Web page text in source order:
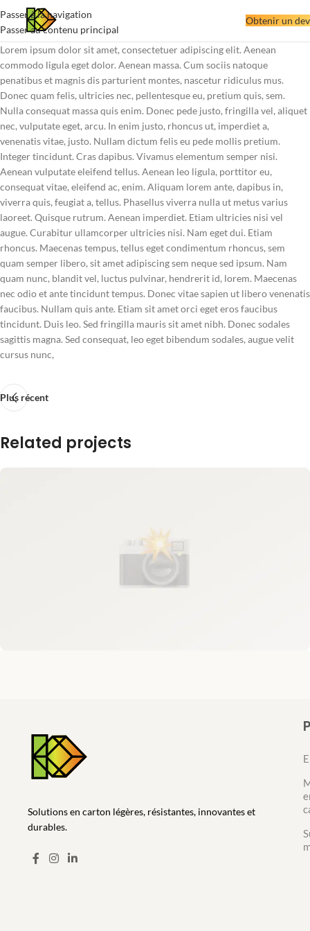
Passer à la navigation
Passer au contenu principal
Obtenir un
Lorem ipsum dolor sit amet, consectetuer adipiscing elit. Aenean
commodo ligula eget dolor. Aenean massa. Cum sociis natoque
penatibus et magnis dis parturient montes, nascetur ridiculus mus.
Donec quam felis, ultricies nec, pellentesque eu, pretium quis, sem.
Nulla consequat massa quis enim. Donec pede justo, fringilla vel, aliquet
nec, vulputate eget, arcu. In enim justo, rhoncus ut, imperdiet a,
venenatis vitae, justo. Nullam dictum felis eu pede mollis pretium.
Integer tincidunt. Cras dapibus. Vivamus elementum semper nisi.
Aenean vulputate eleifend tellus. Aenean leo ligula, porttitor eu,
consequat vitae, eleifend ac, enim. Aliquam lorem ante, dapibus in,
viverra quis, feugiat a, tellus. Phasellus viverra nulla ut metus varius
laoreet. Quisque rutrum. Aenean imperdiet. Etiam ultricies nisi vel
augue. Curabitur ullamcorper ultricies nisi. Nam eget dui. Etiam
rhoncus. Maecenas tempus, tellus eget condimentum rhoncus, sem
quam semper libero, sit amet adipiscing sem neque sed ipsum. Nam
quam nunc, blandit vel, luctus pulvinar, hendrerit id, lorem. Maecenas
nec odio et ante tincidunt tempus. Donec vitae sapien ut libero venenatis
faucibus. Nullam quis ante. Etiam sit amet orci eget eros faucibus
tincidunt. Duis leo. Sed fringilla mauris sit amet nibh. Donec sodales
sagittis magna. Sed consequat, leo eget bibendum sodales, augue velit
cursus nunc,
Plus récent
Related projects
Solutions en carton légères, résistantes, innovantes et
durables.